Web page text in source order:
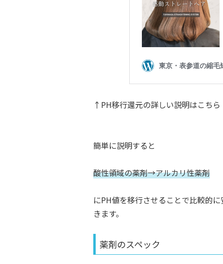
↑PH移行還元の詳しい説明はこちら
簡単に説明すると
酸性領域の薬剤→アルカリ性薬剤
にPH値を移行させることで比較的
きます。
薬剤のスペック